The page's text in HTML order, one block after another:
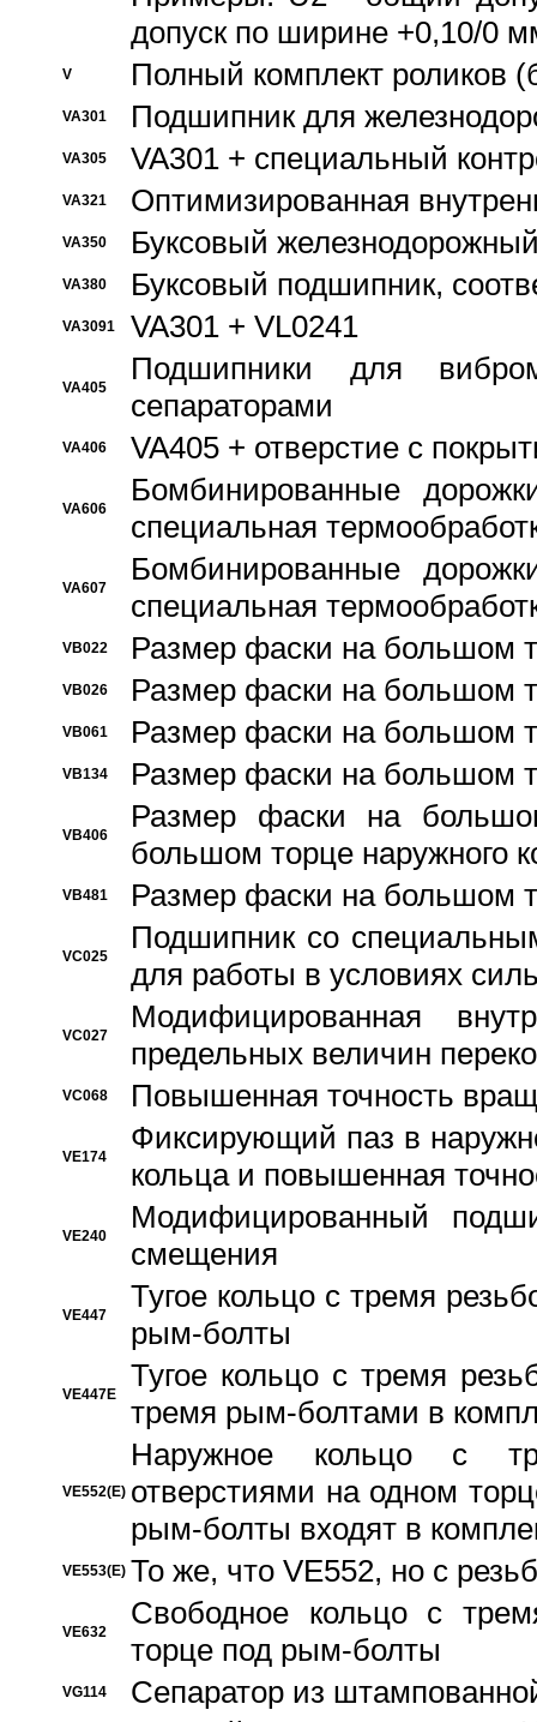
допуск по ширине +0,10/0
V Полный комплект роликов
VA301 Подшипник для
VA305 VA301 + специальный
VA321 Оптимизированная
VA350 Буксовый
VA380 Буксовый подшипник,
VA3091 VA301 + VL0241
VA405
Подшипники для
сепараторами
VA406 VA405 + отверстие с
VA606
Бомбинированные
специальная
VA607
Бомбинированные
специальная
VB022 Размер фаски на большом
VB026 Размер фаски на большом
VB061 Размер фаски на большом
VB134 Размер фаски на большом
VB406
Размер фаски на
большом торце наружного
VB481 Размер фаски на большом
VC025
Подшипник со
для работы в условиях
VC027
Модифицированная
предельных величин
VC068 Повышенная точность
VE174
Фиксирующий паз в
кольца и повышенная
VE240
Модифицированный
смещения
VE447
Тугое кольцо с тремя
рым-болты
VE447E
Тугое кольцо с тремя
тремя рым-болтами в
VE552(E)
Наружное кольцо с
отверстиями на одном
рым-болты входят в
VE553(E) То же, что VE552, но с
VE632
Свободное кольцо с
торце под рым-болты
VG114 Сепаратор из